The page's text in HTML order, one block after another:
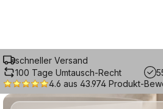
schneller Versand
100 Tage Umtausch-Recht
4.6 aus 43.974 Produkt-